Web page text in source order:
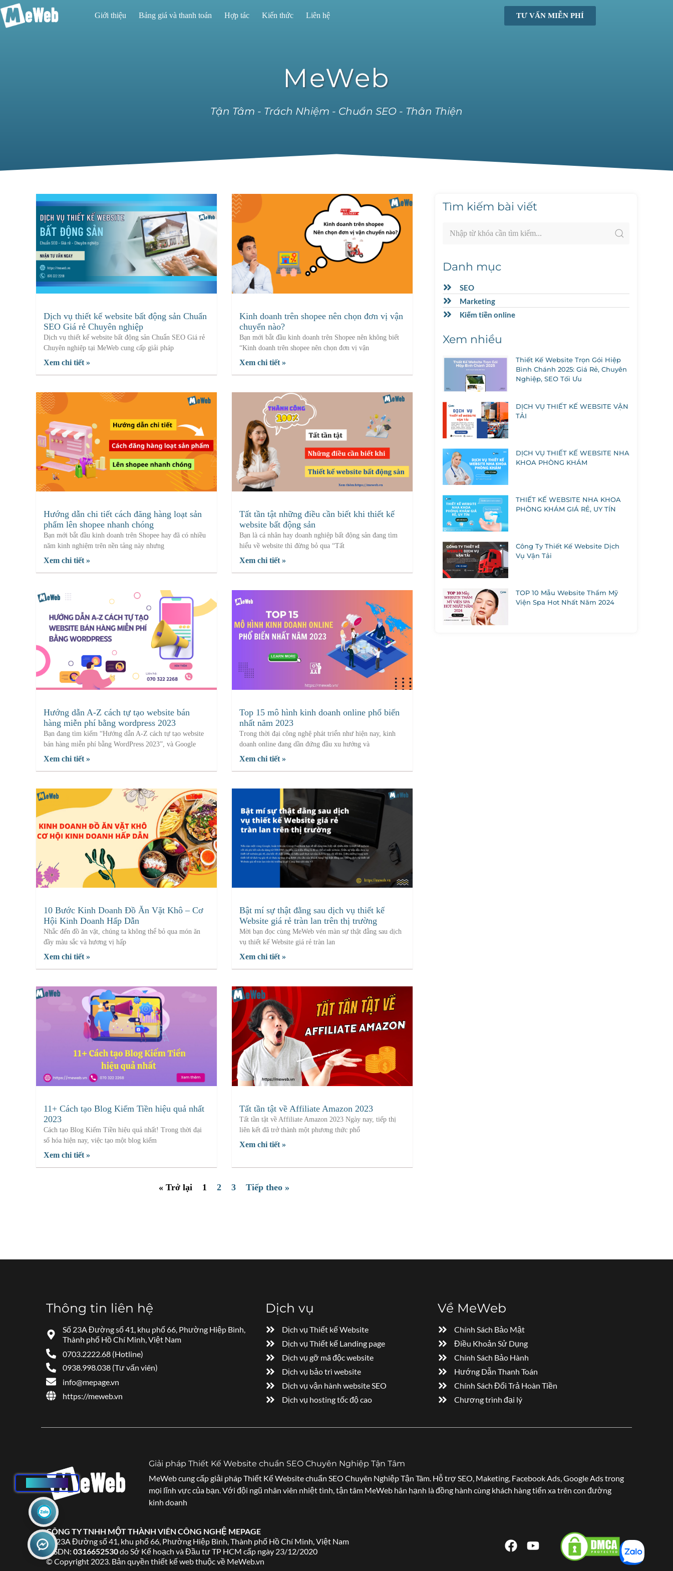
Giới thiệu Bảng giá và thanh toán Hợp tác Kiến thức Liên hệ TƯ VẤN MIỄN PHÍ
MeWeb
Tận Tâm - Trách Nhiệm - Chuẩn SEO - Thân Thiện
Dịch vụ thiết kế website bất động sản Chuẩn
SEO Giá rẻ Chuyên nghiệp
Dịch vụ thiết kế website bất động sản Chuẩn SEO Giá rẻ
Chuyên nghiệp tại MeWeb cung cấp giải pháp
Xem chi tiết »
Kinh doanh trên shopee nên chọn đơn vị vận
chuyển nào?
Bạn mới bắt đầu kinh doanh trên Shopee nên không biết
“Kinh doanh trên shopee nên chọn đơn vị vận
Xem chi tiết »
Hướng dẫn chi tiết cách đăng hàng loạt sản
phẩm lên shopee nhanh chóng
Bạn mới bắt đầu kinh doanh trên Shopee hay đã có nhiều
năm kinh nghiệm trên nền tảng này nhưng
Xem chi tiết »
Tất tần tật những điều cần biết khi thiết kế
website bất động sản
Bạn là cá nhân hay doanh nghiệp bất động sản đang tìm
hiểu về website thì đừng bỏ qua “Tất
Xem chi tiết »
Hướng dẫn A-Z cách tự tạo website bán
hàng miễn phí bằng wordpress 2023
Bạn đang tìm kiếm “Hướng dẫn A-Z cách tự tạo website
bán hàng miễn phí bằng WordPress 2023”, và Google
Xem chi tiết »
Top 15 mô hình kinh doanh online phổ biến
nhất năm 2023
Trong thời đại công nghệ phát triển như hiện nay, kinh
doanh online đang dần đứng đầu xu hướng và
Xem chi tiết »
10 Bước Kinh Doanh Đồ Ăn Vặt Khô – Cơ
Hội Kinh Doanh Hấp Dẫn
Nhắc đến đồ ăn vặt, chúng ta không thể bỏ qua món ăn
đầy màu sắc và hương vị hấp
Xem chi tiết »
Bật mí sự thật đằng sau dịch vụ thiết kế
Website giá rẻ tràn lan trên thị trường
Mời bạn đọc cùng MeWeb vén màn sự thật đằng sau dịch
vụ thiết kế Website giá rẻ tràn lan
Xem chi tiết »
11+ Cách tạo Blog Kiếm Tiền hiệu quả nhất
2023
Cách tạo Blog Kiếm Tiền hiệu quả nhất! Trong thời đại
số hóa hiện nay, việc tạo một blog kiếm
Xem chi tiết »
Tất tần tật về Affiliate Amazon 2023
Tất tần tật về Affiliate Amazon 2023 Ngày nay, tiếp thị
liên kết đã trở thành một phương thức phổ
Xem chi tiết »
« Trở lại 1 2 3 Tiếp theo »
Tìm kiếm bài viết
Danh mục
SEO
Marketing
Kiếm tiền online
Xem nhiều
Thiết Kế Website Trọn Gói Hiệp
Bình Chánh 2025: Giá Rẻ, Chuyên
Nghiệp, SEO Tối Ưu
DỊCH VỤ THIẾT KẾ WEBSITE VẬN
TẢI
DỊCH VỤ THIẾT KẾ WEBSITE NHA
KHOA PHÒNG KHÁM
THIẾT KẾ WEBSITE NHA KHOA
PHÒNG KHÁM GIÁ RẺ, UY TÍN
Công Ty Thiết Kế Website Dịch
Vụ Vận Tải
TOP 10 Mẫu Website Thẩm Mỹ
Viện Spa Hot Nhất Năm 2024
Thông tin liên hệ
Số 23A Đường số 41, khu phố 66, Phường Hiệp Bình,
Thành phố Hồ Chí Minh, Việt Nam
0703.2222.68 (Hotline)
0938.998.038 (Tư vấn viên)
info@mepage.vn
https://meweb.vn
Dịch vụ
Dịch vụ Thiết kế Website
Dịch vụ Thiết kế Landing page
Dịch vụ gỡ mã độc website
Dịch vụ bảo trì website
Dịch vụ vận hành website SEO
Dịch vụ hosting tốc độ cao
Về MeWeb
Chính Sách Bảo Mật
Điều Khoản Sử Dụng
Chính Sách Bảo Hành
Hướng Dẫn Thanh Toán
Chính Sách Đổi Trả Hoàn Tiền
Chương trình đại lý
Giải pháp Thiết Kế Website chuẩn SEO Chuyên Nghiệp Tận Tâm
MeWeb cung cấp giải pháp Thiết Kế Website chuẩn SEO Chuyên Nghiệp Tận Tâm. Hỗ trợ SEO, Maketing, Facebook Ads, Google Ads trong
mọi lĩnh vực của bạn. Với đội ngũ nhân viên nhiệt tình, tận tâm MeWeb hân hạnh là đồng hành cùng khách hàng tiến xa trên con đường
kinh doanh
CÔNG TY TNHH MỘT THÀNH VIÊN CÔNG NGHỆ MEPAGE
Số 23A Đường số 41, khu phố 66, Phường Hiệp Bình, Thành phố Hồ Chí Minh, Việt Nam
MSDN: 0316652530do Sở Kế hoạch và Đầu tư TP HCM cấp ngày 23/12/2020
© Copyright 2023. Bản quyền thiết kế web thuộc về MeWeb.vn